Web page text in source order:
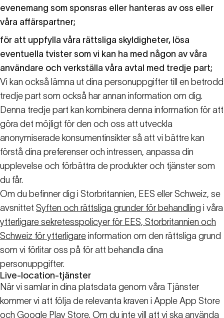
evenemang som sponsras eller hanteras av oss eller
våra affärspartner;
för att uppfylla våra rättsliga skyldigheter, lösa
eventuella tvister som vi kan ha med någon av våra
användare och verkställa våra avtal med tredje part;
Vi kan också lämna ut dina personuppgifter till en betrodd
tredje part som också har annan information om dig.
Denna tredje part kan kombinera denna information för att
göra det möjligt för den och oss att utveckla
anonymiserade konsumentinsikter så att vi bättre kan
förstå dina preferenser och intressen, anpassa din
upplevelse och förbättra de produkter och tjänster som
du får.
Om du befinner dig i Storbritannien, EES eller Schweiz, se
avsnittet Syften och rättsliga grunder för behandling i våra
ytterligare sekretesspolicyer för EES, Storbritannien och
Schweiz för ytterligare information om den rättsliga grund
som vi förlitar oss på för att behandla dina
personuppgifter.
Live-location-tjänster
När vi samlar in dina platsdata genom våra Tjänster
kommer vi att följa de relevanta kraven i Apple App Store
och Google Play Store. Om du inte vill att vi ska använda